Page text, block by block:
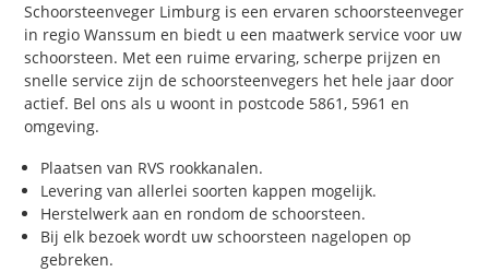
Schoorsteenveger Limburg is een ervaren schoorsteenveger
in regio Wanssum en biedt u een maatwerk service voor uw
schoorsteen. Met een ruime ervaring, scherpe prijzen en
snelle service zijn de schoorsteenvegers het hele jaar door
actief. Bel ons als u woont in postcode 5861, 5961 en
omgeving.
Plaatsen van RVS rookkanalen.
Levering van allerlei soorten kappen mogelijk.
Herstelwerk aan en rondom de schoorsteen.
Bij elk bezoek wordt uw schoorsteen nagelopen op
gebreken.